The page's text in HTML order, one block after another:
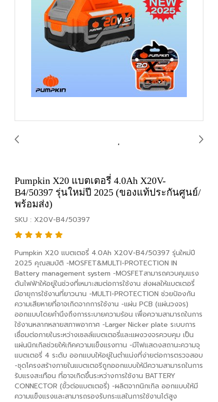
Pumpkin X20 แบตเตอรี่ 4.0Ah X20V-
B4/50397 รุ่นใหม่ปี 2025 (ของแท้ประกันศูนย์/
พร้อมส่ง)
SKU : X20V-B4/50397
Pumpkin X20 แบตเตอรี่ 4.0Ah X20V-B4/50397 รุ่นใหม่ปี
2025 คุณสมบัติ -MOSFET&MULTI-PROTECTION IN
Battery management system -MOSFETสามารถควบคุมแรง
ดันไฟฟ้าให้อยู่ในช่วงที่เหมาะสมต่อการใช้งาน ส่งผลให้แบตเตอรี่
มีอายุการใช้งานที่ยาวนาน -MULTI-PROTECTION ช่วยป้องกัน
ความเสียหายที่อาจเกิดจากการใช้งาน -แผ่น PCB (แผ่นวงจร)
ออกแบบโดยคำนึงถึงการระบายความร้อน เพื่อความสามารถในการ
ใช้งานหลากหลายสภาพอากาศ -Larger Nicker plate ระบบการ
เชื่อมต่อภายในระหว่างเซลล์แบตเตอรี่และแผงวงจรควบคุม เป็น
แผ่นนิกเกิลช่วยให้เกิคความแข็งแรงทาน -มีไฟแสดงสถานะความจุ
แบตเตอรี่ 4 ระดับ ออกแบบให้อยู่ในตำแน่งที่ง่ายต่อการตรวจสอบ
-ชุดโครงสร้างภายในแบตเตอรีถูกออกแบบให้มีความสามารถในการ
รับแรงสะเทือน ที่อาจเกิดขึ้นระหว่างการใช้งาน BATTERY
CONNECTOR (ขั้วต่อแบตเตอรี่) -ผลิตจากนิกเกิล ออกแบบให้มี
ความแข็งแรงและสามารถรองรับกระแสในการใช้งานได้สูง